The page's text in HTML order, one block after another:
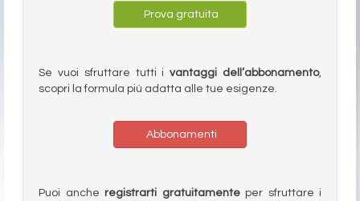
Prova gratuita
Se vuoi sfruttare tutti ivantaggi dell’abbonamento,
scopri la formula più adatta alle tue esigenze.
Abbonamenti
Puoi anche registrarti gratuitamenteper sfruttare i